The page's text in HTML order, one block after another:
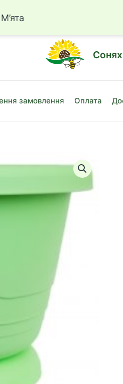
замовлення Оплата